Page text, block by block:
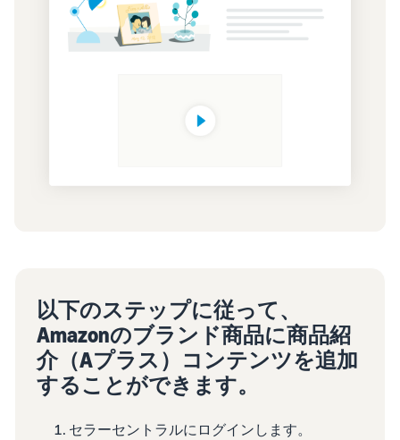
以下のステップに従って、
Amazonのブランド商品に商品紹
介（Aプラス）コンテンツを追加
することができます。
セラーセントラルにログインします。